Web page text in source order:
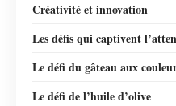
Créativité et innovation
Les défis qui captivent
Le défi du gâteau aux
Le défi de l’huile d’olive